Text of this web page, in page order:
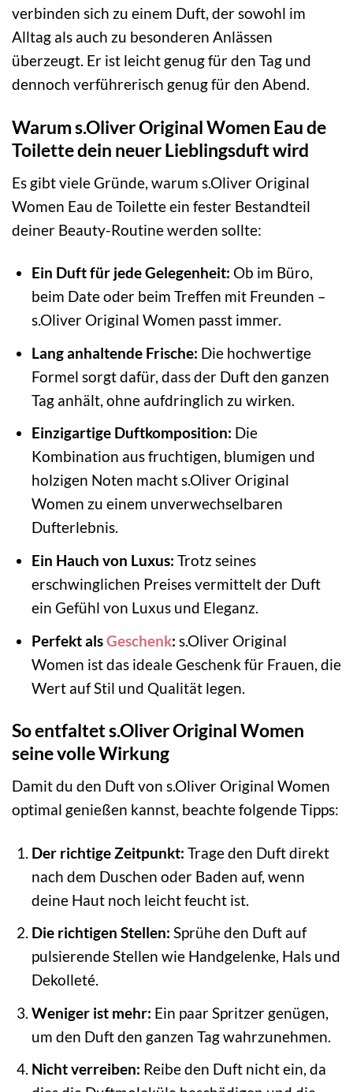
verbinden sich zu einem Duft, der sowohl im
Alltag als auch zu besonderen Anlässen
überzeugt. Er ist leicht genug für den Tag und
dennoch verführerisch genug für den Abend.
Warum s.Oliver Original Women Eau de
Toilette dein neuer Lieblingsduft wird
Es gibt viele Gründe, warum s.Oliver Original
Women Eau de Toilette ein fester Bestandteil
deiner Beauty-Routine werden sollte:
Ein Duft für jede Gelegenheit: Ob im Büro,
beim Date oder beim Treffen mit Freunden –
s.Oliver Original Women passt immer.
Lang anhaltende Frische: Die hochwertige
Formel sorgt dafür, dass der Duft den ganzen
Tag anhält, ohne aufdringlich zu wirken.
Einzigartige Duftkomposition: Die
Kombination aus fruchtigen, blumigen und
holzigen Noten macht s.Oliver Original
Women zu einem unverwechselbaren
Dufterlebnis.
Ein Hauch von Luxus: Trotz seines
erschwinglichen Preises vermittelt der Duft
ein Gefühl von Luxus und Eleganz.
Perfekt alsGeschenk: s.Oliver Original
Women ist das ideale Geschenk für Frauen, die
Wert auf Stil und Qualität legen.
So entfaltet s.Oliver Original Women
seine volle Wirkung
Damit du den Duft von s.Oliver Original Women
optimal genießen kannst, beachte folgende Tipps:
Der richtige Zeitpunkt: Trage den Duft direkt
nach dem Duschen oder Baden auf, wenn
deine Haut noch leicht feucht ist.
Die richtigen Stellen: Sprühe den Duft auf
pulsierende Stellen wie Handgelenke, Hals und
Dekolleté.
Weniger ist mehr: Ein paar Spritzer genügen,
um den Duft den ganzen Tag wahrzunehmen.
Nicht verreiben: Reibe den Duft nicht ein, da